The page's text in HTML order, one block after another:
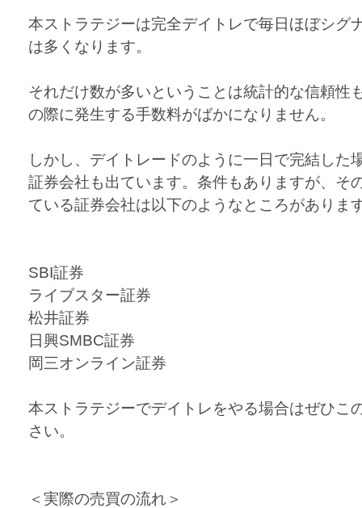
本ストラテジーは完全デイトレで毎日ほぼシグ
は多くなります。
それだけ数が多いということは統計的な信頼性
の際に発生する手数料がばかになりません。
しかし、デイトレードのように一日で完結した
証券会社も出ています。条件もありますが、そ
ている証券会社は以下のようなところがありま
SBI証券
ライブスター証券
松井証券
日興SMBC証券
岡三オンライン証券
本ストラテジーでデイトレをやる場合はぜひこ
さい。
＜実際の売買の流れ＞